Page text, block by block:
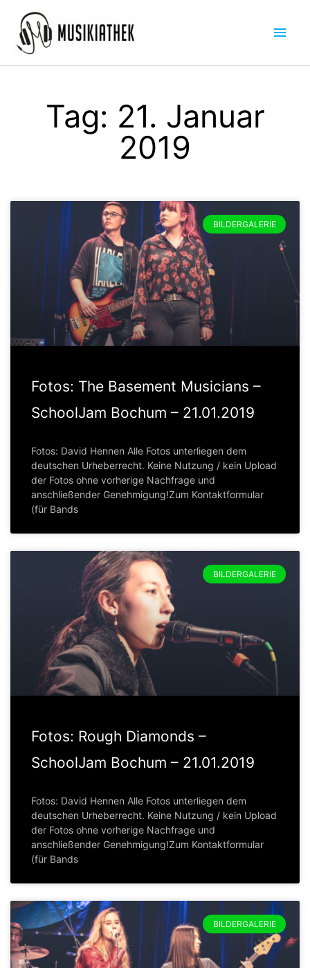
Inhalt
springen
Tag: 21. Januar
2019
BILDERGALERIE
Fotos: The Basement Musicians –
SchoolJam Bochum – 21.01.2019
Fotos: David Hennen Alle Fotos unterliegen dem
deutschen Urheberrecht. Keine Nutzung / kein Upload
der Fotos ohne vorherige Nachfrage und
anschließender Genehmigung!Zum Kontaktformular
(für Bands
BILDERGALERIE
Fotos: Rough Diamonds –
SchoolJam Bochum – 21.01.2019
Fotos: David Hennen Alle Fotos unterliegen dem
deutschen Urheberrecht. Keine Nutzung / kein Upload
der Fotos ohne vorherige Nachfrage und
anschließender Genehmigung!Zum Kontaktformular
(für Bands
BILDERGALERIE